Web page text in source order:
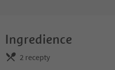
Ingredience
2 recepty